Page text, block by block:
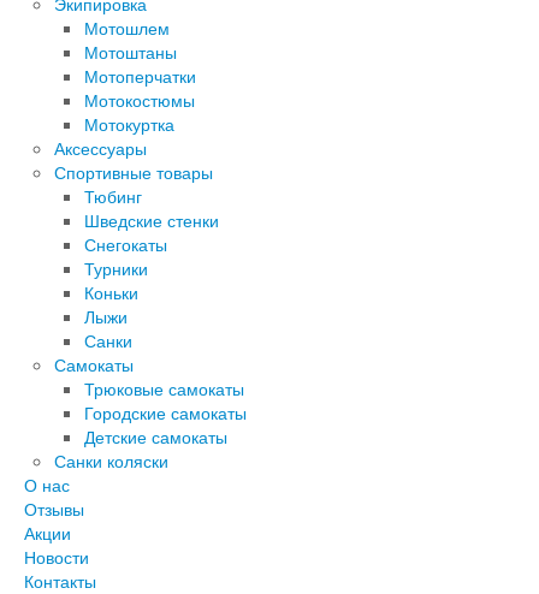
Мотошлем
Мотоштаны
Мотоперчатки
Мотокостюмы
Мотокуртка
Аксессуары
Спортивные товары
Тюбинг
Шведские стенки
Снегокаты
Турники
Коньки
Лыжи
Санки
Самокаты
Трюковые самокаты
Городские самокаты
Детские самокаты
Санки коляски
О нас
Отзывы
Акции
Новости
Контакты